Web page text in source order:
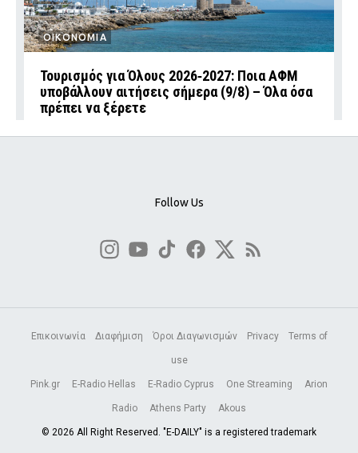
ΟΙΚΟΝΟΜΙΑ
Τουρισμός για Όλους 2026‑2027: Ποια ΑΦΜ
υποβάλλουν αιτήσεις σήμερα (9/8) – Όλα όσα
πρέπει να ξέρετε
Follow Us
Επικοινωνία Διαφήμιση Όροι Διαγωνισμών Privacy Terms of
use
Pink.gr E-Radio Hellas E-Radio Cyprus One Streaming Arion
Radio Athens Party Akous
© 2026 All Right Reserved. "E-DAILY" is a registered trademark